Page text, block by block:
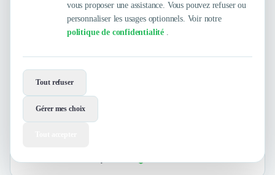
vous proposer une assistance. Vous pouvez refuser ou
personnaliser les usages optionnels. Voir notre
politique de confidentialité .
Tout refuser
Gérer mes choix
Marketing Digital
Agence de production audiovisuelle et digitale au service de vos
marques et de vos entreprises.